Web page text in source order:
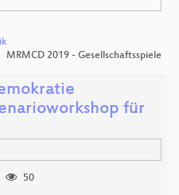
MRMCD 2019 - Gesellschaftsspiele
für
50